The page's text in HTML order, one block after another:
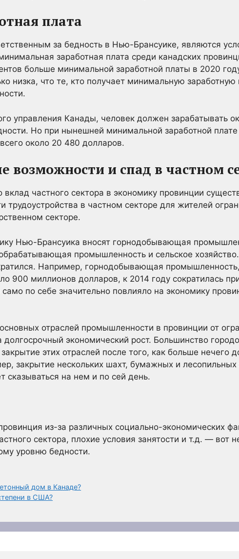
плата
за бедность в Нью-Брансуике, являются
заработная плата среди канадских
больше минимальной заработной платы в 2020
низка, что те, кто получает минимальную
управления Канады, человек должен зарабатывать
Но при нынешней минимальной заработной
около 20 480 долларов.
возможности и спад в частном
вклад частного сектора в экономику провинции
трудоустройства в частном секторе для жителей
секторе.
Нью-Брансуика вносят горнодобывающая
промышленность и сельское
Например, горнодобывающая
900 миллионов долларов, к 2014 году сократилась
по себе значительно повлияло на экономику
отраслей промышленности в провинции от
экономический рост. Большинство
этих отраслей после того, как больше нечего
закрытие нескольких шахт, бумажных и
сказываться на нем и по сей день.
из-за различных социально-экономических
сектора, плохие условия занятости и т.д. — вот
уровню бедности.
дом в Канаде?
в США?